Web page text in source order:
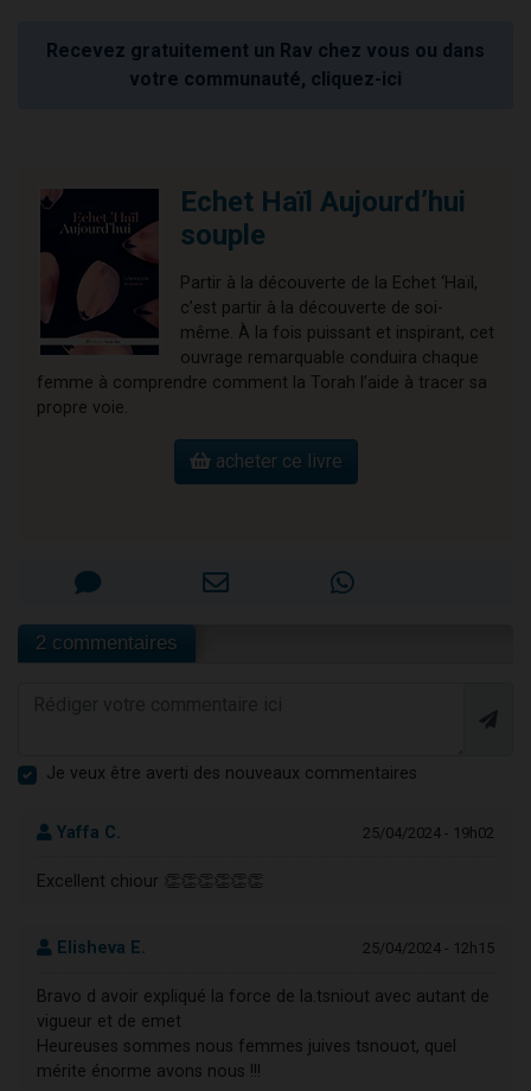
Recevez gratuitement un Rav chez vous ou dans
votre communauté, cliquez-ici
Echet Haïl Aujourd’hui
souple
Partir à la découverte de la Echet ‘Haïl,
c’est partir à la découverte de soi-
même. À la fois puissant et inspirant, cet
ouvrage remarquable conduira chaque
femme à comprendre comment la Torah l’aide à tracer sa
propre voie.
acheter ce livre
2 commentaires
Je veux être averti des nouveaux commentaires
Yaffa C. 25/04/2024 - 19h02
Excellent chiour 👏👏👏👏👏👏
Elisheva E. 25/04/2024 - 12h15
Bravo d avoir expliqué la force de la.tsniout avec autant de
vigueur et de emet
Heureuses sommes nous femmes juives tsnouot, quel
mérite énorme avons nous !!!